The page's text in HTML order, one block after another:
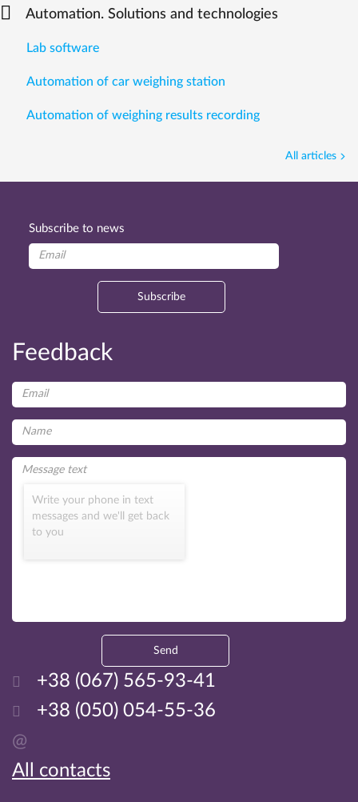
Automation. Solutions and technologies
Lab software
Automation of car weighing station
Automation of weighing results recording
All articles
Subscribe to news
Subscribe
Feedback
Write your phone in text
messages and we'll get back
to you
Send
+38 (067) 565-93-41
+38 (050) 054-55-36
@
All contacts